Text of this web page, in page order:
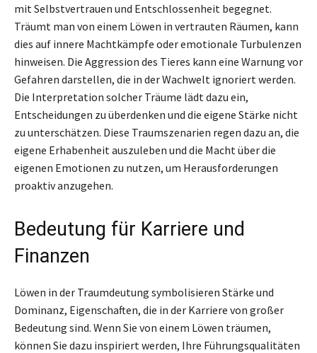
mit Selbstvertrauen und Entschlossenheit begegnet.
Träumt man von einem Löwen in vertrauten Räumen, kann
dies auf innere Machtkämpfe oder emotionale Turbulenzen
hinweisen. Die Aggression des Tieres kann eine Warnung vor
Gefahren darstellen, die in der Wachwelt ignoriert werden.
Die Interpretation solcher Träume lädt dazu ein,
Entscheidungen zu überdenken und die eigene Stärke nicht
zu unterschätzen. Diese Traumszenarien regen dazu an, die
eigene Erhabenheit auszuleben und die Macht über die
eigenen Emotionen zu nutzen, um Herausforderungen
proaktiv anzugehen.
Bedeutung für Karriere und
Finanzen
Löwen in der Traumdeutung symbolisieren Stärke und
Dominanz, Eigenschaften, die in der Karriere von großer
Bedeutung sind. Wenn Sie von einem Löwen träumen,
können Sie dazu inspiriert werden, Ihre Führungsqualitäten